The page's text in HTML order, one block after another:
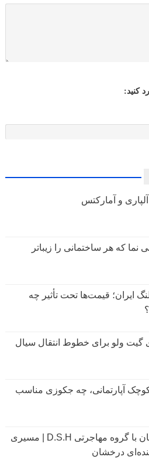
کنید:
و آمارکتس
نما که هر ساختمانی را زیباتر
ایران؛ قیمت‌ها تحت تأثیر چه
گیت ولو برای خطوط انتقال سیال
آپارتمانی، چه جکوزی مناسب
مهاجرت به آلمان با گروه مهاجرتی D.S.H | مسیری
درخشان